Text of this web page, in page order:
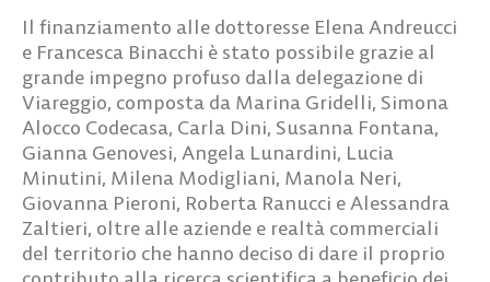
Il finanziamento alle dottoresse Elena Andreucci
e Francesca Binacchi è stato possibile grazie al
grande impegno profuso dalla delegazione di
Viareggio, composta da Marina Gridelli, Simona
Alocco Codecasa, Carla Dini, Susanna Fontana,
Gianna Genovesi, Angela Lunardini, Lucia
Minutini, Milena Modigliani, Manola Neri,
Giovanna Pieroni, Roberta Ranucci e Alessandra
Zaltieri, oltre alle aziende e realtà commerciali
del territorio che hanno deciso di dare il proprio